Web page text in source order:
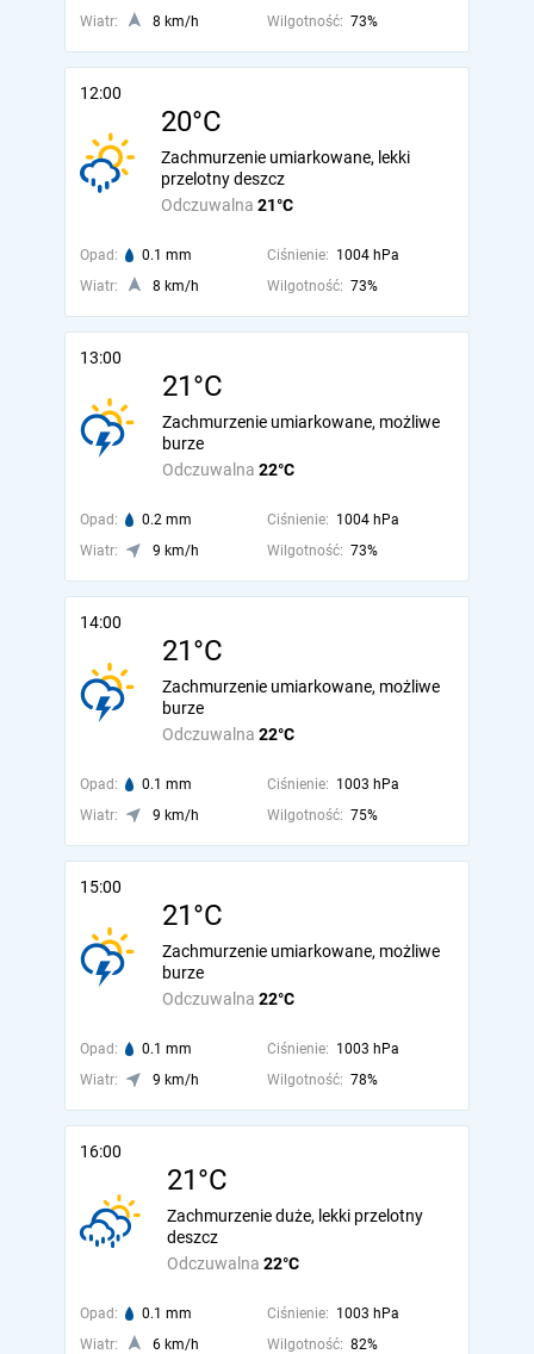
Wiatr:
8 km/h Wilgotność: 73%
12:00
20°C
Odczuwalna 21°C
Zachmurzenie umiarkowane, lekki
przelotny deszcz
Opad: 0.1 mm Ciśnienie: 1004 hPa
Wiatr:
8 km/h Wilgotność: 73%
13:00
21°C
Odczuwalna 22°C
Zachmurzenie umiarkowane, możliwe
burze
Opad: 0.2 mm Ciśnienie: 1004 hPa
Wiatr:
9 km/h Wilgotność: 73%
14:00
21°C
Odczuwalna 22°C
Zachmurzenie umiarkowane, możliwe
burze
Opad: 0.1 mm Ciśnienie: 1003 hPa
Wiatr:
9 km/h Wilgotność: 75%
15:00
21°C
Odczuwalna 22°C
Zachmurzenie umiarkowane, możliwe
burze
Opad: 0.1 mm Ciśnienie: 1003 hPa
Wiatr:
9 km/h Wilgotność: 78%
16:00
21°C
Odczuwalna 22°C
Zachmurzenie duże, lekki przelotny
deszcz
Opad: 0.1 mm Ciśnienie: 1003 hPa
Wiatr:
6 km/h Wilgotność: 82%